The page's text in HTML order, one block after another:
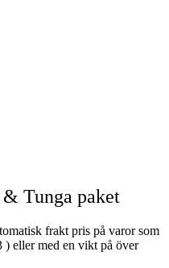
Tunga paket
frakt pris på varor som
) eller med en vikt på över